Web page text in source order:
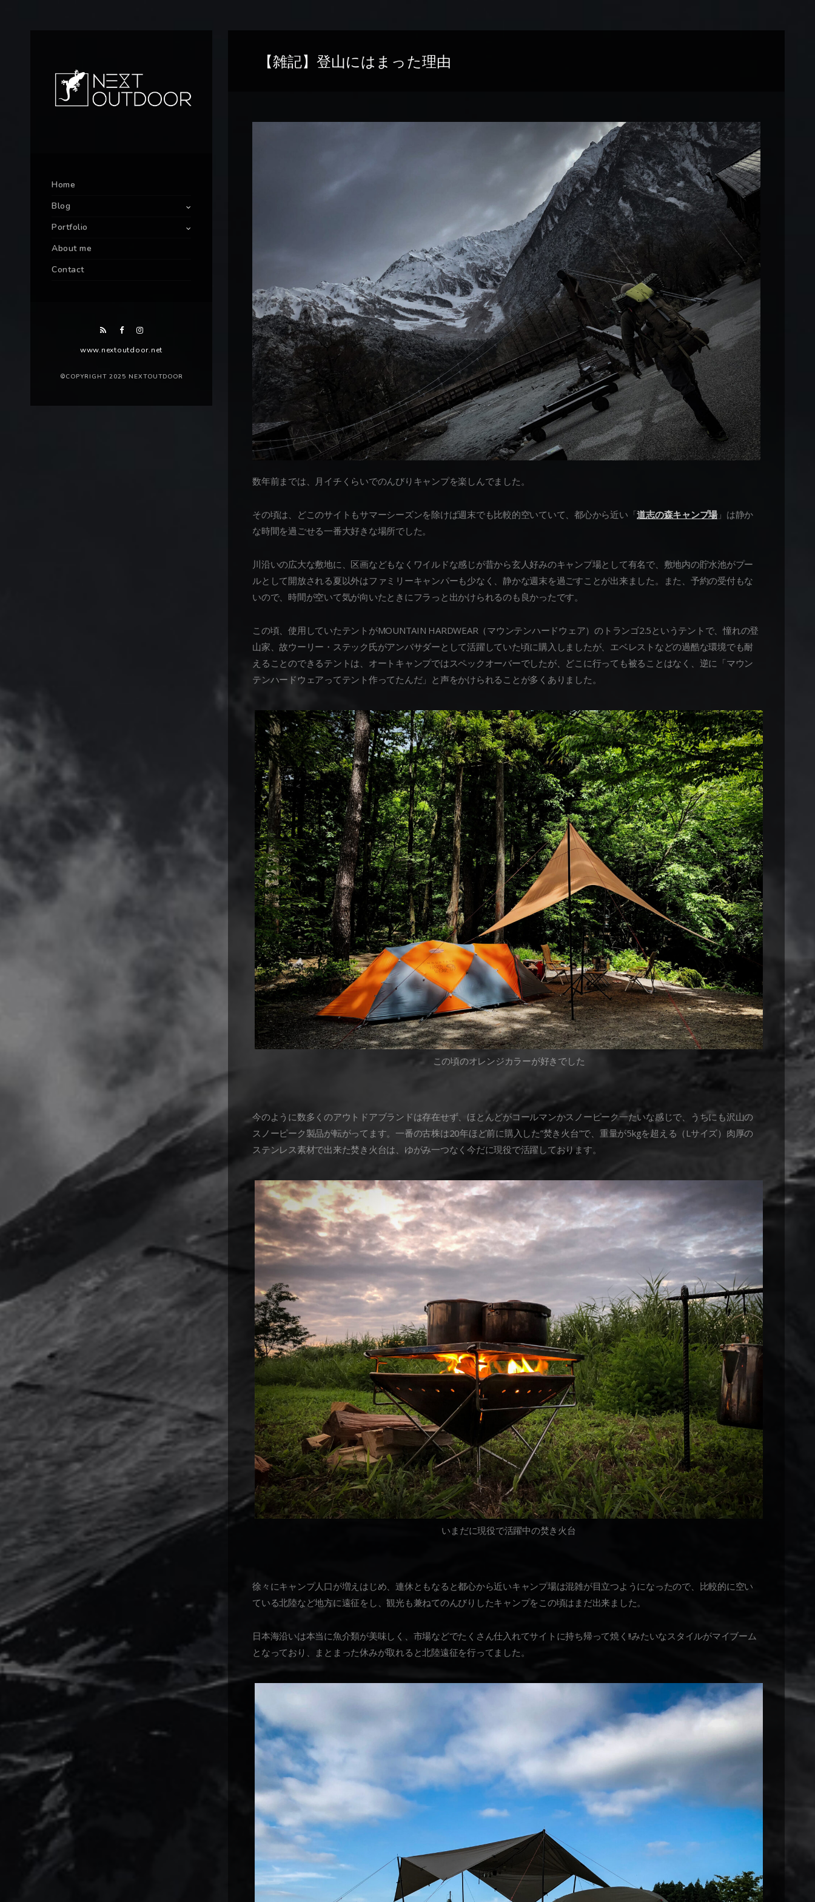
Home
Blog
Portfolio
About me
Contact
www.nextoutdoor.net
©COPYRIGHT 2025 NEXTOUTDOOR
【雑記】登山にはまった理由
数年前までは、月イチくらいでのんびりキャンプを楽しんでました。
その頃は、どこのサイトもサマーシーズンを除けば週末でも比較的空いていて、都心から近い「道志の森キャンプ場 」は静か
な時間を過ごせる一番大好きな場所でした。
川沿いの広大な敷地に、区画などもなくワイルドな感じが昔から玄人好みのキャンプ場として有名で、敷地内の貯水池がプー
ルとして開放される夏以外はファミリーキャンパーも少なく、静かな週末を過ごすことが出来ました。また、予約の受付もな
いので、時間が空いて気が向いたときにフラっと出かけられるのも良かったです。
この頃、使用していたテントがMOUNTAIN HARDWEAR（マウンテンハードウェア）のトランゴ2.5というテントで、憧れの登
山家、故ウーリー・ステック氏がアンバサダーとして活躍していた頃に購入しましたが、エベレストなどの過酷な環境でも耐
えることのできるテントは、オートキャンプではスペックオーバーでしたが、どこに行っても被ることはなく、逆に「マウン
テンハードウェアってテント作ってたんだ」と声をかけられることが多くありました。
この頃のオレンジカラーが好きでした
今のように数多くのアウトドアブランドは存在せず、ほとんどがコールマンかスノーピーク一たいな感じで、うちにも沢山の
スノーピーク製品が転がってます。一番の古株は20年ほど前に購入した”焚き火台”で、重量が5kgを超える（Lサイズ）肉厚の
ステンレス素材で出来た焚き火台は、ゆがみ一つなく今だに現役で活躍しております。
いまだに現役で活躍中の焚き火台
徐々にキャンプ人口が増えはじめ、連休ともなると都心から近いキャンプ場は混雑が目立つようになったので、比較的に空い
ている北陸など地方に遠征をし、観光も兼ねてのんびりしたキャンプをこの頃はまだ出来ました。
日本海沿いは本当に魚介類が美味しく、市場などでたくさん仕入れてサイトに持ち帰って焼く!!みたいなスタイルがマイブーム
となっており、まとまった休みが取れると北陸遠征を行ってました。